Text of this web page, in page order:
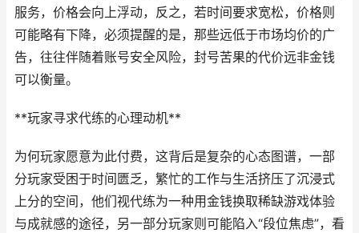
服务，价格会向上浮动，反之，若时间要求宽松，价格则
可能略有下降，必须提醒的是，那些远低于市场均价的广
告，往往伴随着账号安全风险，封号苦果的代价远非金钱
可以衡量。
**玩家寻求代练的心理动机**
为何玩家愿意为此付费，这背后是复杂的心态图谱，一部
分玩家受困于时间匮乏，繁忙的工作与生活挤压了沉浸式
上分的空间，他们视代练为一种用金钱换取稀缺游戏体验
与成就感的途径，另一部分玩家则可能陷入“段位焦虑”，看